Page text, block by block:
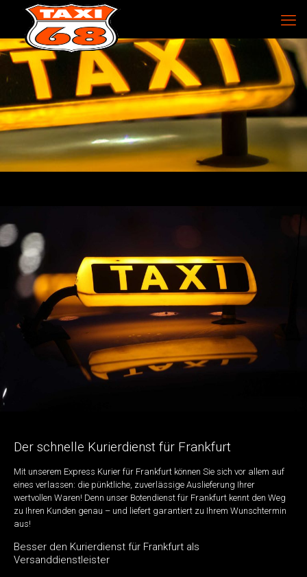
Der schnelle Kurierdienst für Frankfurt
Mit unserem Express Kurier für Frankfurt können Sie sich vor allem auf
eines verlassen: die pünktliche, zuverlässige Auslieferung Ihrer
wertvollen Waren! Denn unser Botendienst für Frankfurt kennt den Weg
zu Ihren Kunden genau – und liefert garantiert zu Ihrem Wunschtermin
aus!
Besser den Kurierdienst für Frankfurt als
Versanddienstleister